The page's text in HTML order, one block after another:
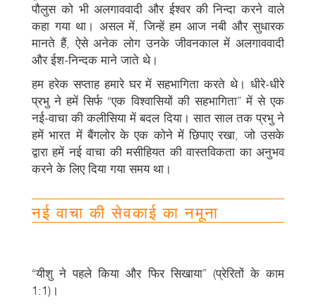
पौलुस को भी अलगाववादी और ईश्वर की निन्दा करने वाले
कहा गया था। असल में, जिन्हें हम आज नबी और सुधारक
मानते हैं, ऐसे अनेक लोग उनके जीवनकाल में अलगाववादी
और ईश-निन्दक माने जाते थे।
हम हरेक सप्ताह हमारे घर में सहभागिता करते थे। धीरे-धीरे
प्रभु ने हमें सिर्फ “एक विश्वासियों की सहभागिता” में से एक
नई-वाचा की कलीसिया में बदल दिया। सात साल तक प्रभु ने
हमें भारत में बैंगलोर के एक कोने में छिपाए रखा, जो उसके
द्वारा हमें नई वाचा की मसीहियत की वास्तविकता का अनुभव
करने के लिए दिया गया समय था।
नई वाचा की सेवकाई का नमूना
“यीशु ने पहले किया और फिर सिखाया” (प्रेरितों के काम
1:1)।